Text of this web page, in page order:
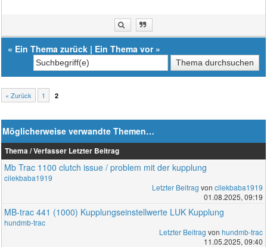
« Ein Thema zurück | Ein Thema vor»
« Zurück 1 2
Möglicherweise verwandte Themen…
Thema / Verfasser Letzter Beitrag
Mb Trac 1100 clutch issue / problem mit der kupplung
cilekbaba1919
Letzter Beitrag von cilekbaba1919
01.08.2025, 09:19
MB-trac 441 (1000) Kupplungseinstellwerte LUK Kupplung
hundmb-trac
Letzter Beitrag von hundmb-trac
11.05.2025, 09:40